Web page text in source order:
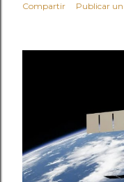
Compartir Publicar